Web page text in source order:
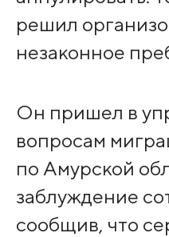
решил
незаконное
Он пришел в
вопросам
по Амурской
заблуждение
сообщив, что